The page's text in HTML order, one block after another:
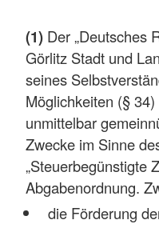
(1) Der „Deutsches
Görlitz Stadt und
seines
Möglichkeiten (§
unmittelbar
Zwecke im Sinne
„Steuerbegünstigte
Abgabenordnung.
die Förderung